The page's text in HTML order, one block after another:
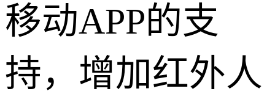
移动APP的支
持，增加红外人